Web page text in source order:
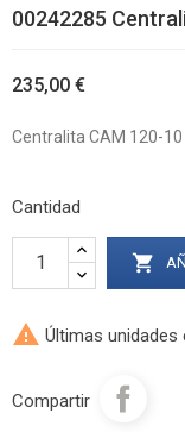
00242285
235,00 €
Centralita CAM 120-10
Cantidad

 Últimas unidades
Compartir